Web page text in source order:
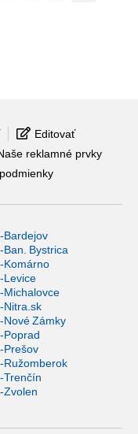
Editovať
reklamné prvky
Bardejov
Ban. Bystrica
Komárno
Levice
Michalovce
Nitra.sk
Nové Zámky
Poprad
Prešov
Ružomberok
Trenčín
Zvolen